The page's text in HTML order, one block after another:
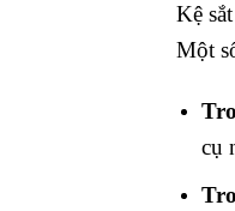
Kệ
Một
cụ